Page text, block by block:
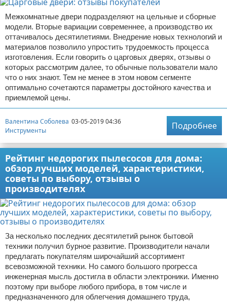
Межкомнатные двери подразделяют на цельные и сборные
модели. Вторые вариации современнее, а производство их
оттачивалось десятилетиями. Внедрение новых технологий и
материалов позволило упростить трудоемкость процесса
изготовления. Если говорить о царговых дверях, отзывы о
которых рассмотрим далее, то обычные пользователи мало
что о них знают. Тем не менее в этом новом сегменте
оптимально сочетаются параметры достойного качества и
приемлемой цены.
Валентина Соболева 03-05-2019 04:36
Инструменты
Подробнее
Рейтинг недорогих пылесосов для дома:
обзор лучших моделей, характеристики,
советы по выбору, отзывы о
производителях
За несколько последних десятилетий рынок бытовой
техники получил бурное развитие. Производители начали
предлагать покупателям широчайший ассортимент
всевозможной техники. Но самого большого прогресса
инженерная мысль достигла в области электроники. Именно
поэтому при выборе любого прибора, в том числе и
предназначенного для облегчения домашнего труда,